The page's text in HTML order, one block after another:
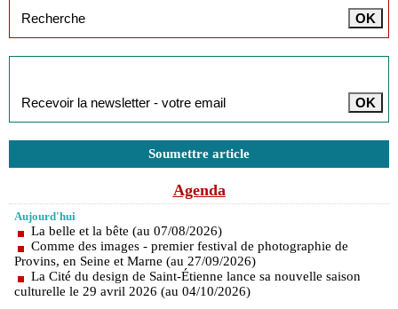
Soumettre article
Agenda
Aujourd'hui
La belle et la bête (au 07/08/2026)
Comme des images - premier festival de photographie de
Provins, en Seine et Marne (au 27/09/2026)
La Cité du design de Saint-Étienne lance sa nouvelle saison
culturelle le 29 avril 2026 (au 04/10/2026)